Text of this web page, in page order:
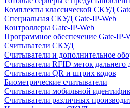
Комплекты классической СКУД
Специальная СКУД Gate-IP-Web
Контроллеры Gate-IP-Web
Программное обеспечение Gate-IP-
Считыватели СКУД
Считыватели и дополнительное
Считыватели RFID меток дальнего
Считыватели QR и штрих кодов
Биометрические считыватели
Считыватели мобильной
Считыватели различных